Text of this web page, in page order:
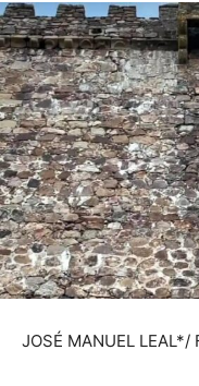
JOSÉ MANUEL LEAL*/